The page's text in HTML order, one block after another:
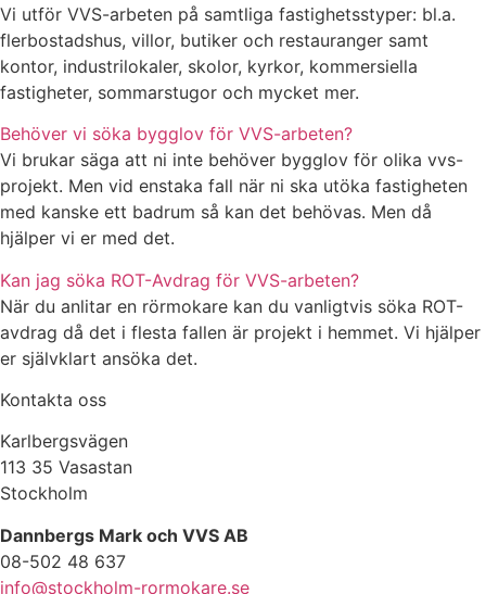
Vi utför VVS-arbeten på samtliga fastighetsstyper: bl.a.
flerbostadshus, villor, butiker och restauranger samt
kontor, industrilokaler, skolor, kyrkor, kommersiella
fastigheter, sommarstugor och mycket mer.
Behöver vi söka bygglov för VVS-arbeten?
Vi brukar säga att ni inte behöver bygglov för olika vvs-
projekt. Men vid enstaka fall när ni ska utöka fastigheten
med kanske ett badrum så kan det behövas. Men då
hjälper vi er med det.
Kan jag söka ROT-Avdrag för VVS-arbeten?
När du anlitar en rörmokare kan du vanligtvis söka ROT-
avdrag då det i flesta fallen är projekt i hemmet. Vi hjälper
er självklart ansöka det.
Kontakta oss
Karlbergsvägen
113 35 Vasastan
Stockholm
Dannbergs Mark och VVS AB
08-502 48 637
info@stockholm-rormokare.se